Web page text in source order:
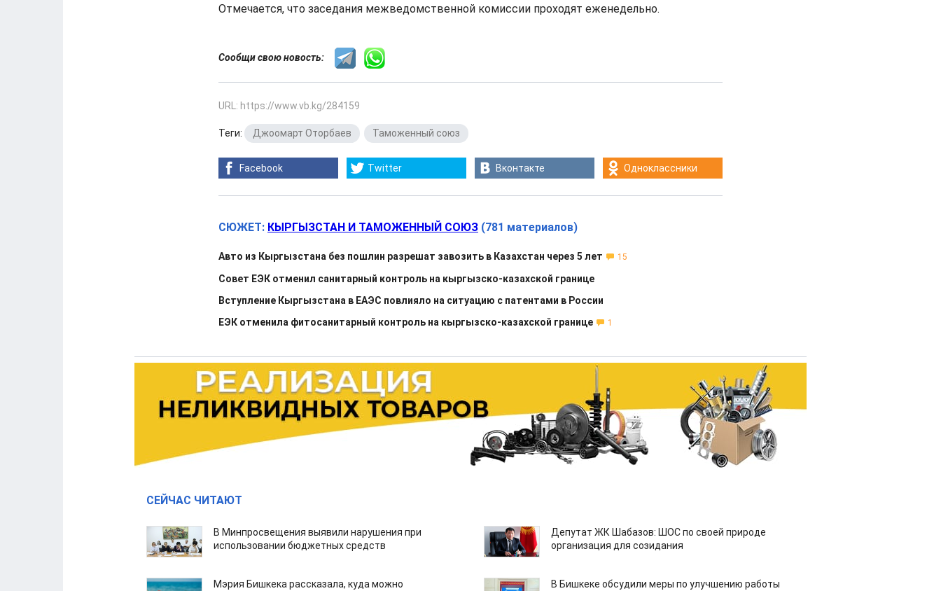
Отмечается, что заседания межведомственной комиссии проходят еженедельно.
Сообщи свою новость:
URL: https://www.vb.kg/284159
Теги: Джоомарт Оторбаев Таможенный союз
Facebook Twitter Вконтакте Одноклассники
СЮЖЕТ: КЫРГЫЗСТАН И ТАМОЖЕННЫЙ СОЮЗ (781 материалов)
Авто из Кыргызстана без пошлин разрешат завозить в Казахстан через 5 лет 15
Совет ЕЭК отменил санитарный контроль на кыргызско-казахской границе
Вступление Кыргызстана в ЕАЭС повлияло на ситуацию с патентами в России
ЕЭК отменила фитосанитарный контроль на кыргызско-казахской границе
1
СЕЙЧАС ЧИТАЮТ
В Минпросвещения выявили нарушения при
использовании бюджетных средств
Депутат ЖК Шабазов: ШОС по своей природе
организация для созидания
Мэрия Бишкека рассказала, куда можно
В Бишкеке обсудили меры по улучшению работы